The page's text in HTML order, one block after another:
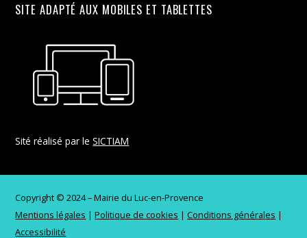
SITE ADAPTÉ AUX MOBILES ET TABLETTES
Sité réalisé par leSICTIAM
Copyright © 2024 – Mairie du Luc-en-Provence
Mentions légales |Politique de cookies | Conditions générales |
Accessibilité